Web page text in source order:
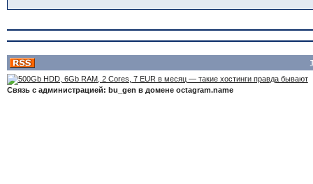
Связь с администрацией: bu_gen в домене octagram.name